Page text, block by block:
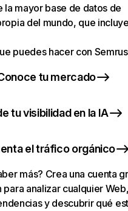
la mayor base de datos de
del mundo, que
puedes hacer con
tu mercado
tu visibilidad en la IA
el tráfico orgánico
más? Crea una cuenta
para analizar cualquier
y descubrir qué